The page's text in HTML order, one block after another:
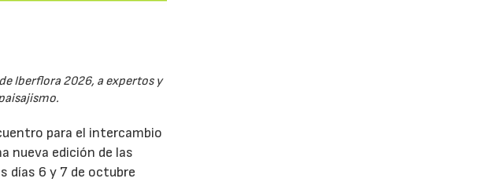
Iberflora 2026, a expertos y
para el intercambio
nueva edición de las
días 6 y 7 de octubre